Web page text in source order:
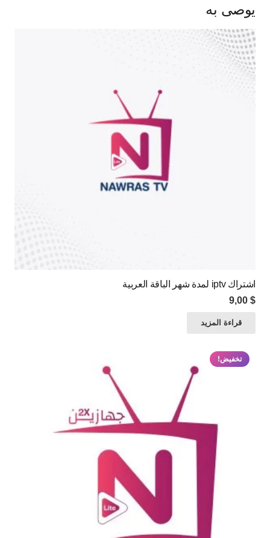
يوصى به
اشتراك iptv لمدة شهر الباقة العربية
$
قراءة المزيد
تخفيض!